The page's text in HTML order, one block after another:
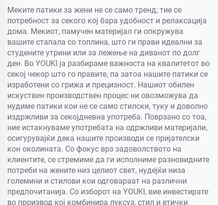
Меките патики за жени не се само тренд; тие се
потребност за секого кој бара удобност и релаксација
дома. Мекиот, памучен материјал ги опкружува
вашите стапала со топлина, што ги прави идеални за
студените утрини или за лежење на диванот по долг
ден. Во YOUKI ја разбираме важноста на квалитетот во
секој чекор што го правите, па затоа нашите патики се
изработени со грижа и прецизност. Нашиот обилен
искуствен производствен процес ни овозможува да
нудиме патики кои не се само стилски, туку и доволно
издржливи за секојдневна употреба. Поврзано со тоа,
ние истакнуваме употребата на одржливи материјали,
осигурувајќи дека нашите производи се пријателски
кон околината. Со фокус врз задоволството на
клиентите, се стремиме да ги исполниме разновидните
потреби на жените низ целиот свет, нудејќи низа
големини и стилови кои одговараат на различни
предпочитанија. Со изборот на YOUKI, вие инвестирате
во производ кој комбинира луксуз, стил и етички